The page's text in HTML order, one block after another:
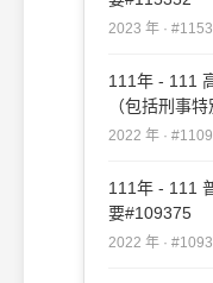
2023 年 ·
111年 - 111
（包括刑事
2022 年 ·
111年 - 111
要#109375
2022 年 ·